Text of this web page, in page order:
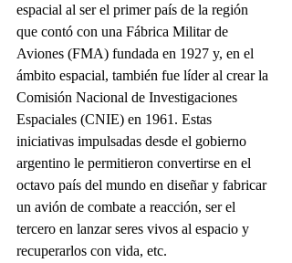
espacial al ser el primer país de la región
que contó con una Fábrica Militar de
Aviones (FMA) fundada en 1927 y, en el
ámbito espacial, también fue líder al crear la
Comisión Nacional de Investigaciones
Espaciales (CNIE) en 1961. Estas
iniciativas impulsadas desde el gobierno
argentino le permitieron convertirse en el
octavo país del mundo en diseñar y fabricar
un avión de combate a reacción, ser el
tercero en lanzar seres vivos al espacio y
recuperarlos con vida, etc.